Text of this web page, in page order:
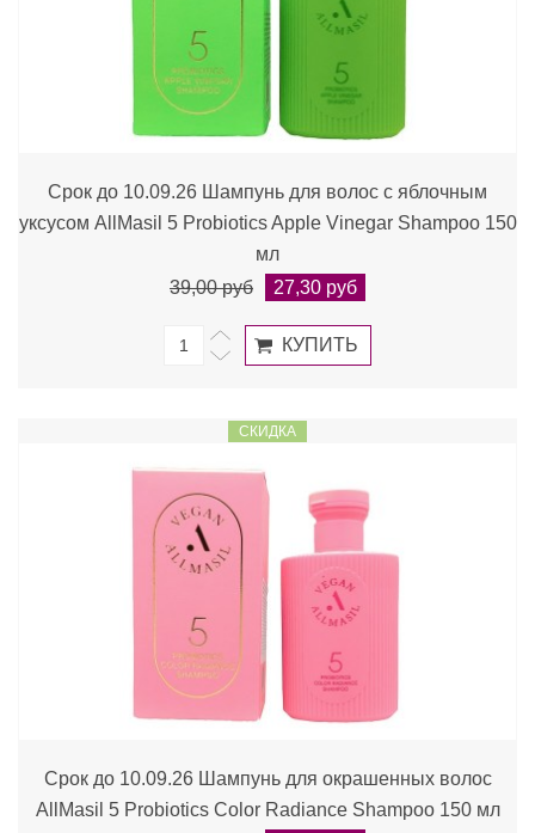
Срок до 10.09.26 Шампунь для волос с яблочным
уксусом AllMasil 5 Probiotics Apple Vinegar Shampoo 150
мл
39,00 руб
27,30 руб
СКИДКА
Срок до 10.09.26 Шампунь для окрашенных волос
AllMasil 5 Probiotics Color Radiance Shampoo 150 мл